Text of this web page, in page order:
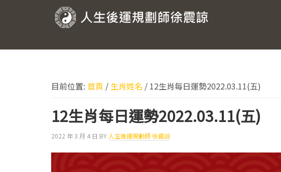
生
運
劃
師
徐
目前位置: 首頁 / 生肖姓名 / 12生肖每日運勢2022.03.11(五)
12生肖每日運勢2022.03.11(五)
2022 年 3 月 4 日 BY 人生後運規劃師 徐震諒